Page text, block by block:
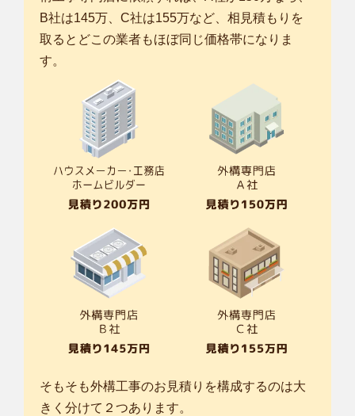
B社は145万、C社は155万など、相見積もりを
取るとどこの業者もほぼ同じ価格帯になりま
す。
そもそも外構工事のお見積りを構成するのは大
きく分けて２つあります。